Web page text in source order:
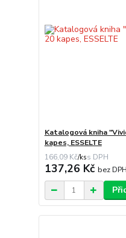
Katalogová kniha
kapes, ESSELTE
166,09 Kč/ks
137,26 Kč bez DPH